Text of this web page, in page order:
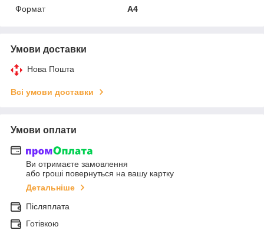
Формат
A4
Умови доставки
Нова Пошта
Всі умови доставки
Умови оплати
Ви отримаєте замовлення
або гроші повернуться на вашу картку
Детальніше
Післяплата
Готівкою